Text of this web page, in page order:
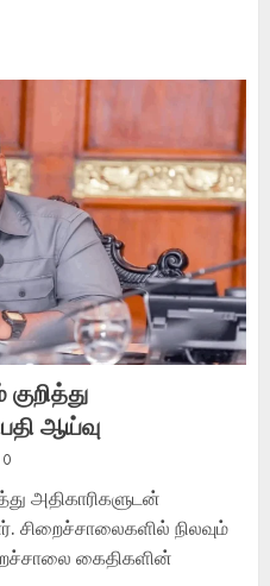
ஆய்வு
0
அதிகாரிகளுடன்
சிறைச்சாலைகளில் நிலவும்
கைதிகளின்